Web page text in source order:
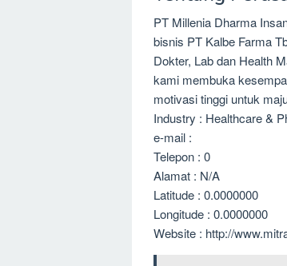
PT Millenia Dharma
bisnis PT Kalbe Farma
Dokter, Lab dan Health
kami membuka
motivasi tinggi untuk
Industry : Healthcare &
e-mail :
Telepon : 0
Alamat : N/A
Latitude : 0.0000000
Longitude : 0.0000000
Website : http://